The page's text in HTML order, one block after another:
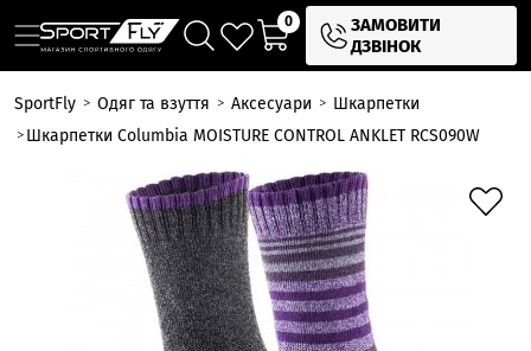
0
ЗАМОВИТИ
ДЗВІНОК
SportFly Одяг та взуття Аксесуари
Шкарпетки
Шкарпетки Columbia MOISTURE CONTROL ANKLET RCS090W